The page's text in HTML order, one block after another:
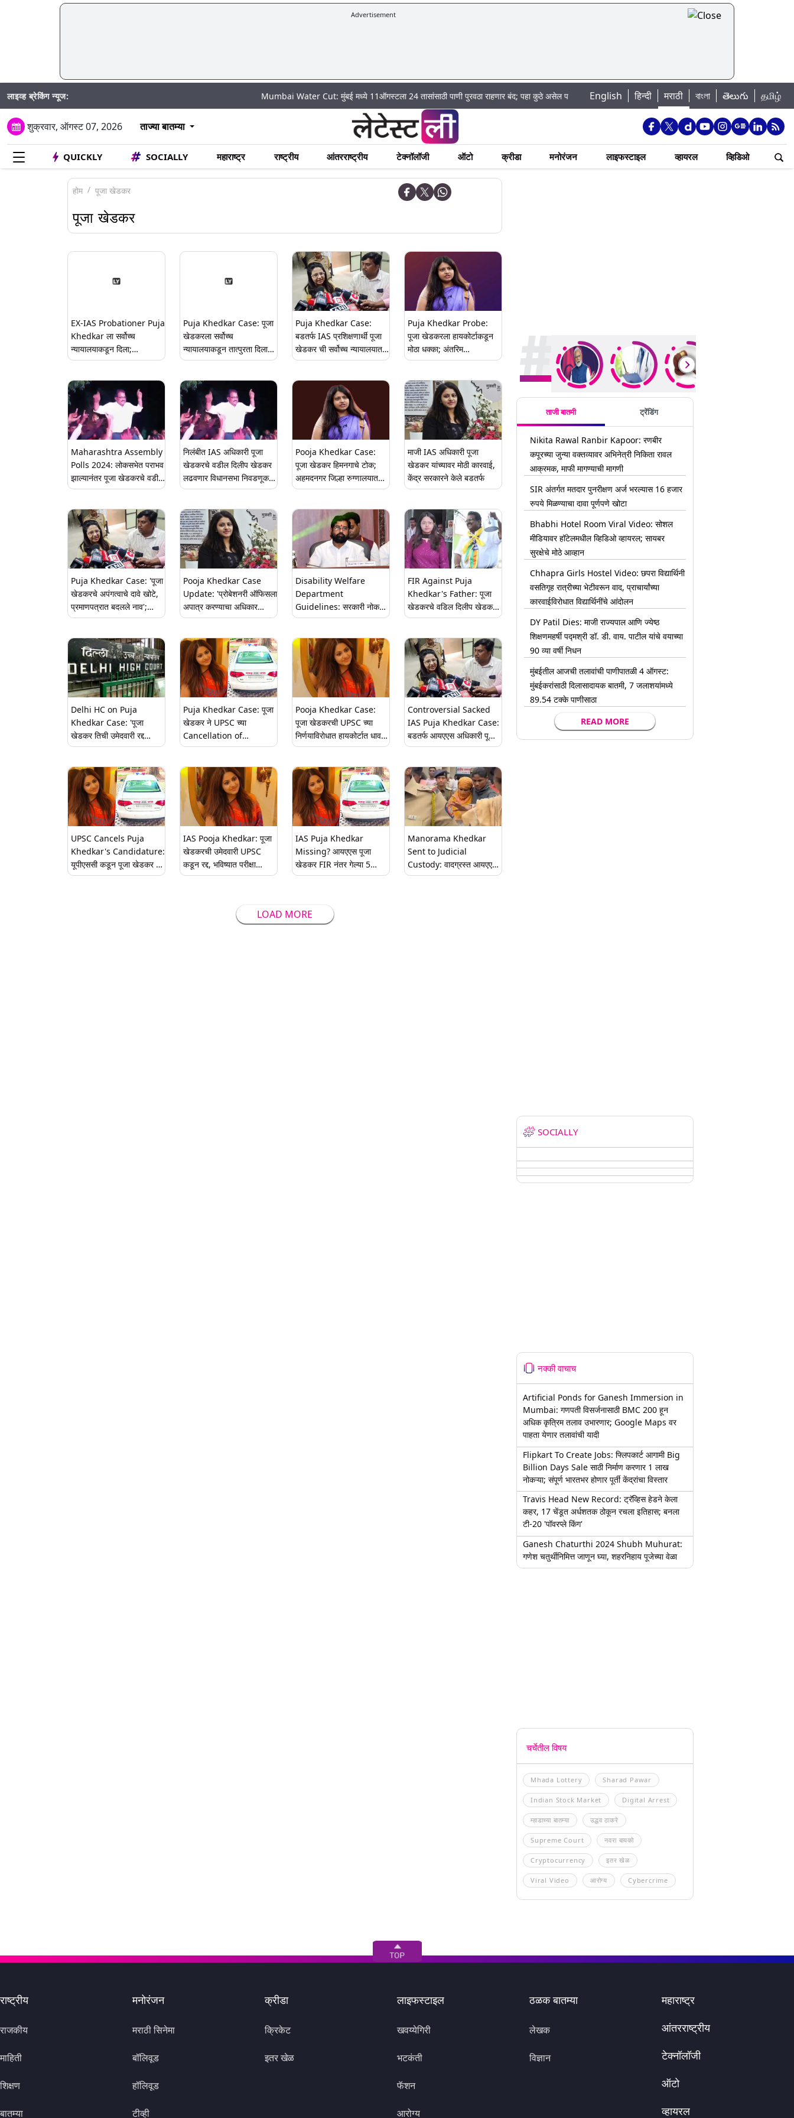
Advertisement
लाइव्ह ब्रेकिंग न्यूज: Mumbai Water Cut: मुंबई मध्ये 11ऑगस्टला 24 तासांसाठी पाणी पुरवठा राहणार बंद; पहा कुठे असेल पाणी बंद|Madhur Satta Matka: मधूर सट्टा मटका बद्दल काही गोष्टी घ्या जाणून !
English हिन्दी मराठी বাংলা తెలుగు தமிழ்
शुक्रवार, ऑगस्ट 07, 2026 ताज्या बातम्या
QUICKLY SOCIALLY महाराष्ट्र राष्ट्रीय आंतरराष्ट्रीय टेक्नॉलॉजी ऑटो क्रीडा मनोरंजन लाइफस्टाइल व्हायरल व्हिडिओ
होम पूजा खेडकर
पूजा खेडकर
EX-IAS Probationer Puja
Khedkar ला सर्वोच्च
न्यायालयाकडून दिला;
Anticipatory Bail मंजूर
Puja Khedkar Case: पूजा
खेडकरला सर्वोच्च
न्यायालयाकडून तात्पुरता दिलासा;
14 फेब्रुवारी पर्यंत अटक टळली
Puja Khedkar Case:
बडतर्फ IAS प्रशिक्षणार्थी पूजा
खेडकर ची सर्वोच्च न्यायालयात
धाव; दिल्ली उच्च न्यायालयाच्या
Puja Khedkar Probe:
पूजा खेडकरला हायकोर्टाकडून
मोठा धक्का; अंतरिम
जामीनासाठीची याचिका फेटाळली
Maharashtra Assembly
Polls 2024: लोकसभेत पराभव
झाल्यानंतर पूजा खेडकरचे वडील
Dilip Khedkar विधानसभेची
अर्ज दाखल केल्यानंतर निर्माण
झाला नवा वाद
निलंबीत IAS अधिकारी पूजा
खेडकरचे वडील दिलीप खेडकर
लढवणार विधानसभा निवडणूक;
शेवगाव पाथर्डी मतदारसंघातून
Pooja Khedkar Case:
पूजा खेडकर हिमनगाचे टोक;
अहमदनगर जिल्हा रुग्णालयात
दिव्यांग प्रमाणपत्र नोंदणी रॅकेट;
माजी IAS अधिकारी पूजा
खेडकर यांच्यावर मोठी कारवाई,
केंद्र सरकारने केले बडतर्फ
Puja Khedkar Case: 'पूजा
खेडकरचे अपंगत्वाचे दावे खोटे,
प्रमाणपत्रात बदलले नाव';
दिल्ली पोलिसांच्या स्टेटस
Pooja Khedkar Case
Update: 'प्रोबेशनरी ऑफिसला
अपात्र करण्याचा अधिकार
यूपीएससीला नाही'; उच्च
पूजा खेडकरचा दावा
Disability Welfare
Department
Guidelines: सरकारी नोकरीत
दाखल होणाऱ्या दिव्यांग
शासनाकडून नियमांची यादी
जाहीर
FIR Against Puja
Khedkar's Father: पूजा
खेडकरचे वडिल दिलीप खेडकर
यांच्या अडचणीत वाढ; सरकारी
गुन्हा दाखल
Delhi HC on Puja
Khedkar Case: 'पूजा
खेडकर तिची उमेदवारी रद्द
करण्याच्या निर्णयाला 'योग्य
उच्च न्यायालयाचा निर्णय
Puja Khedkar Case: पूजा
खेडकर ने UPSC च्या
Cancellation of
Candidature विरूद्ध दिल्ली
Pooja Khedkar Case:
पूजा खेडकरची UPSC च्या
निर्णयाविरोधात हायकोर्टात धाव;
IAS पद परत मिळवण्यासाठी
Controversial Sacked
IAS Puja Khedkar Case:
बडतर्फ आयएएस अधिकारी पूजा
खेडकर यांच्या अडचणीत वाढ;
अटकपूर्व जामीन अर्ज
UPSC Cancels Puja
Khedkar's Candidature:
यूपीएससी कडून पूजा खेडकर वर
मोठी कारवाई; IAS पद गेलं,
IAS Pooja Khedkar: पूजा
खेडकरची उमेदवारी UPSC
कडून रद्द, भविष्यात परीक्षा
देण्यासही मनाई
IAS Puja Khedkar
Missing? आयएएस पूजा
खेडकर FIR नंतर गेल्या 5
दिवसांपासून बेपत्ता; मसुरीतील
Manorama Khedkar
Sent to Judicial
Custody: वादग्रस्त आयएएस
अधिकारी पूजा खेडकरची आई
LOAD MORE
ताजी बातमी ट्रेंडिंग
Nikita Rawal Ranbir Kapoor: रणबीर
कपूरच्या जुन्या वक्तव्यावर अभिनेत्री निकिता रावल
आक्रमक, माफी मागण्याची मागणी
SIR अंतर्गत मतदार पुनरीक्षण अर्ज भरल्यास 16 हजार
रुपये मिळण्याचा दावा पूर्णपणे खोटा
Bhabhi Hotel Room Viral Video: सोशल
मीडियावर हॉटेलमधील व्हिडिओ व्हायरल; सायबर
सुरक्षेचे मोठे आव्हान
Chhapra Girls Hostel Video: छपरा विद्यार्थिनी
वसतिगृह रात्रीच्या भेटीवरून वाद, प्राचार्यांच्या
कारवाईविरोधात विद्यार्थिनींचे आंदोलन
DY Patil Dies: माजी राज्यपाल आणि ज्येष्ठ
शिक्षणमहर्षी पद्मश्री डॉ. डी. वाय. पाटील यांचे वयाच्या
90 व्या वर्षी निधन
मुंबईतील आजची तलावांची पाणीपातळी 4 ऑगस्ट:
मुंबईकरांसाठी दिलासादायक बातमी, 7 जलाशयांमध्ये
89.54 टक्के पाणीसाठा
READ MORE
SOCIALLY
नक्की वाचाच
Artificial Ponds for Ganesh Immersion in
Mumbai: गणपती विसर्जनासाठी BMC 200 हून
अधिक कृत्रिम तलाव उभारणार; Google Maps वर
पाहता येणार तलावांची यादी
Flipkart To Create Jobs: फ्लिपकार्ट आगामी Big
Billion Days Sale साठी निर्माण करणार 1 लाख
नोकऱ्या; संपूर्ण भारतभर होणार पूर्ती केंद्रांचा विस्तार
Travis Head New Record: ट्रॅव्हिस हेडने केला
कहर, 17 चेंडूत अर्धशतक ठोकून रचला इतिहास; बनला
टी-20 'पॉवरप्ले किंग'
Ganesh Chaturthi 2024 Shubh Muhurat:
गणेश चतुर्थीनिमित्त जाणून घ्या, शहरनिहाय पूजेच्या वेळा
चर्चेतील विषय
Mhada Lottery Sharad Pawar
Indian Stock Market Digital Arrest
म्हाडाच्या बातम्या उद्धव ठाकरे
Supreme Court नवरा बायको
Cryptocurrency इतर खेळ
Viral Video आरोग्य Cybercrime
राष्ट्रीय
राजकीय
माहिती
शिक्षण
बातम्या
मनोरंजन
मराठी सिनेमा
बॉलिवूड
हॉलिवूड
टीव्ही
क्रीडा
क्रिकेट
इतर खेळ
लाइफस्टाइल
खवय्येगिरी
भटकंती
फॅशन
आरोग्य
ठळक बातम्या
लेखक
विज्ञान
महाराष्ट्र
आंतरराष्ट्रीय
टेक्नॉलॉजी
ऑटो
व्हायरल